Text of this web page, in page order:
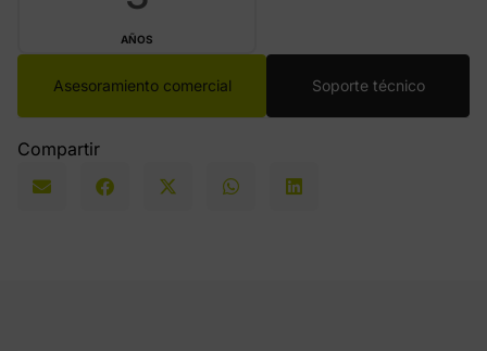
AÑOS
Asesoramiento comercial Soporte técnico
Compartir